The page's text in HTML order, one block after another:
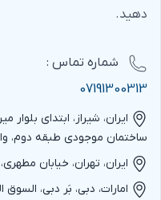
دهید.
شماره‌ تماس :
07191300313
ایران، شیراز، ابتدای
ساختمان موجودی طبقه دوم،
ایران، تهران، خیابان